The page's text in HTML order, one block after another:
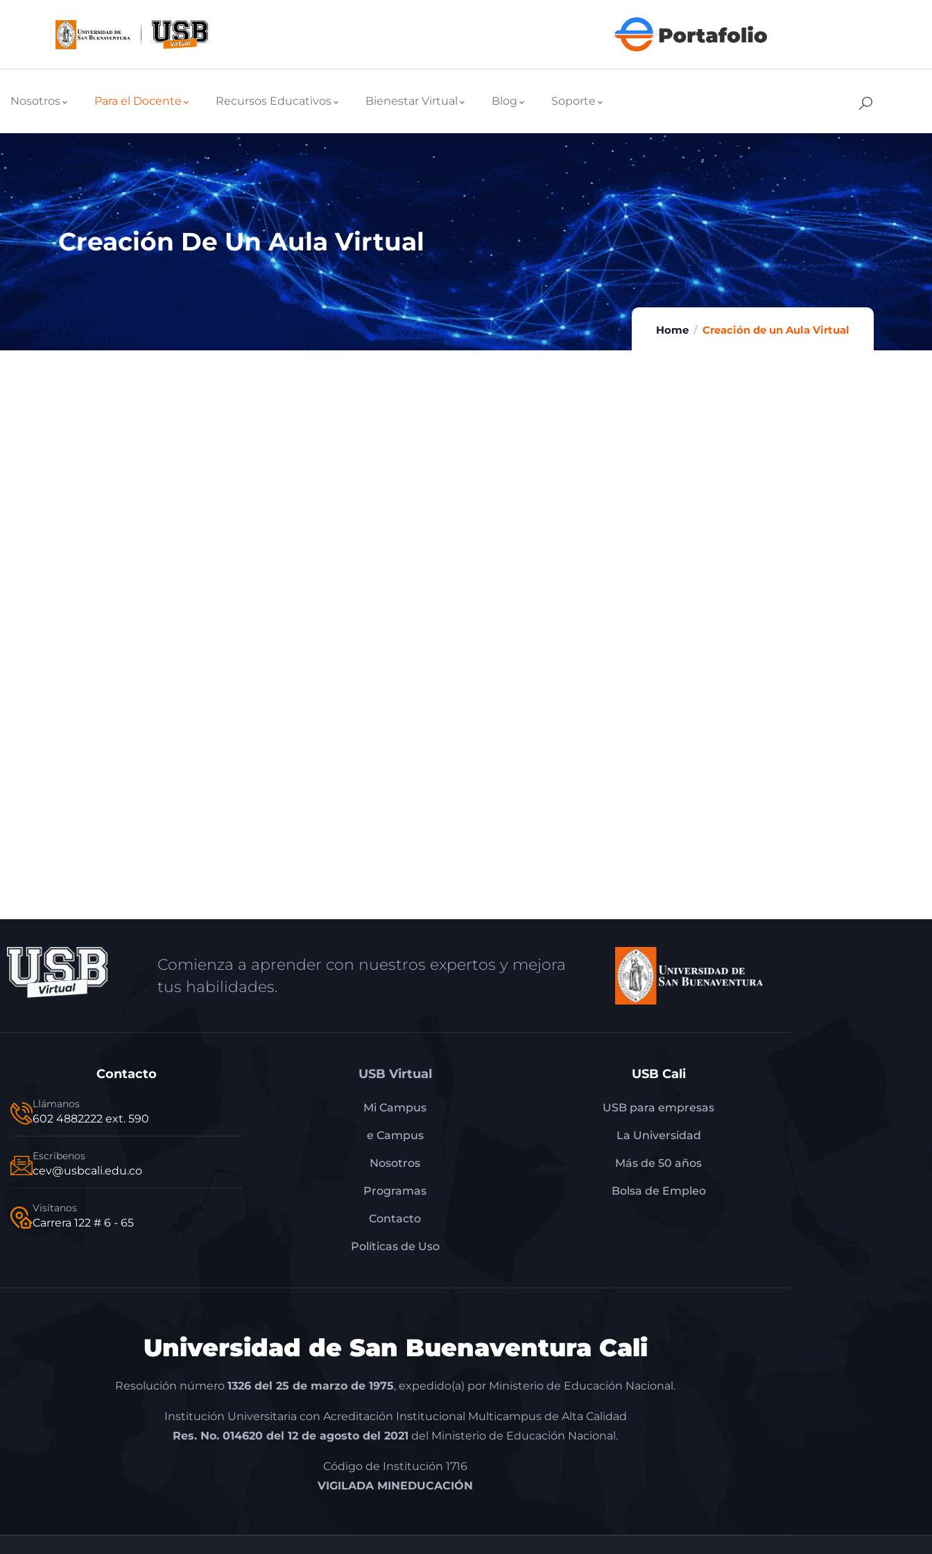
Nosotros Para el Docente Recursos Educativos Bienestar Virtual Blog Soporte
Creación De Un Aula Virtual
Home Creación de un Aula Virtual
Comienza a aprender con nuestros expertos y mejora
tus habilidades.
Contacto
Llámanos
602 4882222 ext. 590
Escríbenos
cev@usbcali.edu.co
Visítanos
Carrera 122 # 6 - 65
USB Virtual
Mi Campus
e Campus
Nosotros
Programas
Contacto
Políticas de Uso
USB Cali
USB para empresas
La Universidad
Más de 50 años
Bolsa de Empleo
Universidad de San Buenaventura Cali
Resolución número 1326 del 25 de marzo de 1975, expedido(a) por Ministerio de Educación Nacional.
Institución Universitaria con Acreditación Institucional Multicampus de Alta Calidad
Res. No. 014620 del 12 de agosto del 2021 del Ministerio de Educación Nacional.
Código de Institución 1716
VIGILADA MINEDUCACIÓN